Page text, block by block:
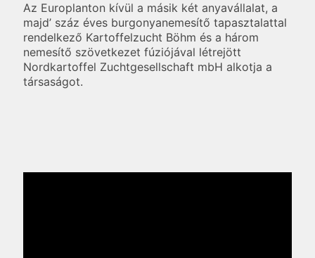
Az Europlanton kívül a másik két anyavállalat, a
majd’ száz éves burgonyanemesítő tapasztalattal
rendelkező Kartoffelzucht Böhm és a három
nemesítő szövetkezet fúziójával létrejött
Nordkartoffel Zuchtgesellschaft mbH alkotja a
társaságot.